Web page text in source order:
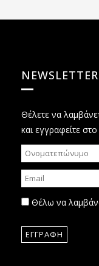
NEWSLETTER
Θέλετε να
και εγγραφείτε
Θέλω να